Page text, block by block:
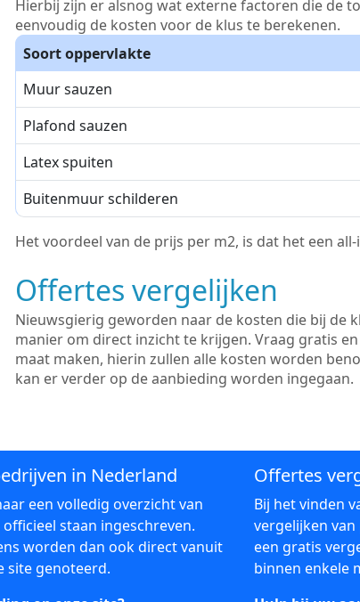
Hierbij zijn er alsnog wat externe factoren die de
eenvoudig de kosten voor de klus te berekenen.
Soort oppervlakte
Muur sauzen
Plafond sauzen
Latex spuiten
Buitenmuur schilderen
Het voordeel van de prijs per m2, is dat het een
Offertes vergelijken
Nieuwsgierig geworden naar de kosten die bij de
manier om direct inzicht te krijgen. Vraag gratis
maat maken, hierin zullen alle kosten worden
kan er verder op de aanbieding worden ingegaan.
in Nederland
een volledig overzicht van
staan ingeschreven.
worden dan ook direct vanuit
site genoteerd.
Offertes
Bij het vinden
vergelijken van
een gratis
binnen enkele